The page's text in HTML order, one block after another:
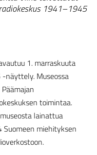
1941–1945
1. marraskuuta
näyttely. Museossa
toimintaa.
lainattua
miehityksen